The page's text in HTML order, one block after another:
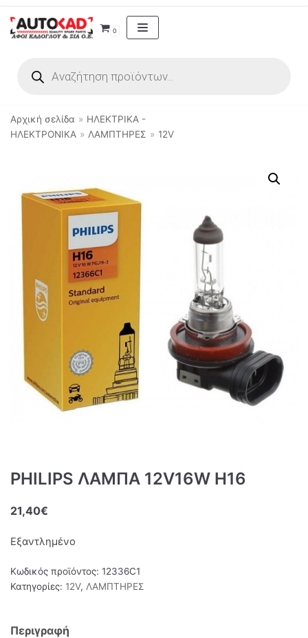
Μεταπηδήστε
στο
0
Αρχική σελίδα » ΗΛΕΚΤΡΙΚΑ -
ΗΛΕΚΤΡΟΝΙΚΑ » ΛΑΜΠΤΗΡΕΣ » 12V
PHILIPS ΛΑΜΠΑ 12V16W Η16
21,40€
Εξαντλημένο
Κωδικός προϊόντος: 12336C1
Κατηγορίες: 12V, ΛΑΜΠΤΗΡΕΣ
Περιγραφή